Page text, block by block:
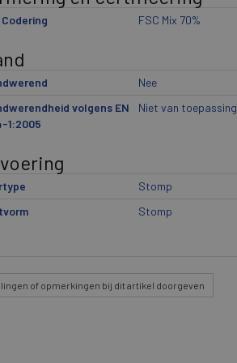
Codering FSC Mix 70%
Nee
volgens EN
1:2005
Niet van toepassing
Stomp
Stomp
of opmerkingen bij dit artikel doorgeven